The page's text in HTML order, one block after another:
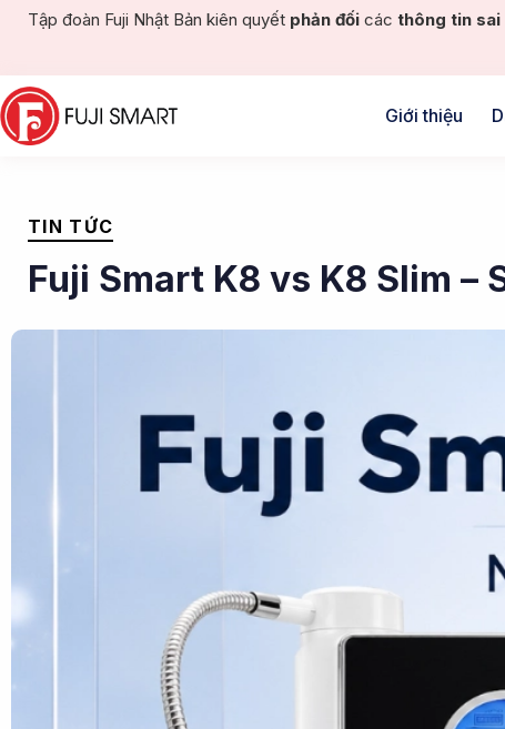
Tập đoàn Fuji Nhật Bản kiên quyết phản đối các thông tin sai
Giới thiệu
TIN TỨC
Fuji Smart K8 vs K8 Slim –